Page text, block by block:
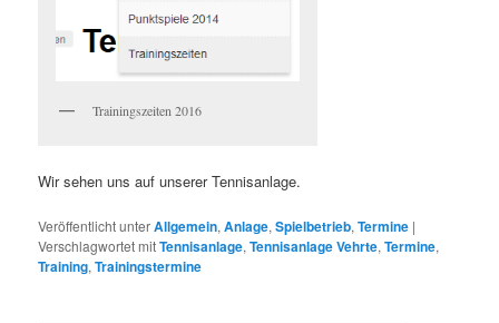
Trainingszeiten 2016
Wir sehen uns auf unserer Tennisanlage.
Veröffentlicht unterAllgemein,Anlage,Spielbetrieb,Termine |
Verschlagwortet mitTennisanlage,Tennisanlage Vehrte,Termine,
Training,Trainingstermine